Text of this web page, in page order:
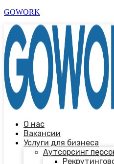
GOWORK
О нас
Вакансии
Услуги для бизнеса
Аутсорсинг